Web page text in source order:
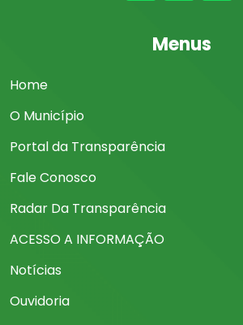
Menus
Home
O Município
Portal da Transparência
Fale Conosco
Radar Da Transparência
ACESSO A INFORMAÇÃO
Notícias
Ouvidoria